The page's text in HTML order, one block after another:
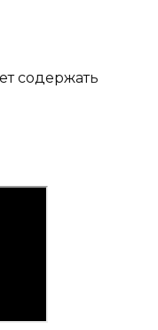
содержать